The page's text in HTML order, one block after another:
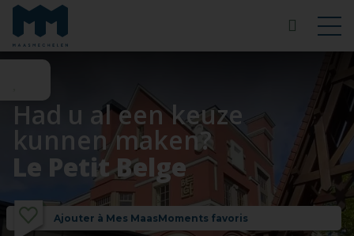
Had u al een keuze
kunnen maken?
Le Petit Belge
Ajouter à Mes MaasMoments favoris